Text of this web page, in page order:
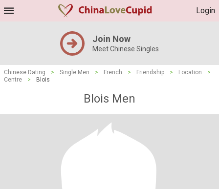
Login
Join Now
Meet Chinese Singles
Chinese Dating > Single Men > French > Friendship > Location
>
Centre
> Blois
Blois Men